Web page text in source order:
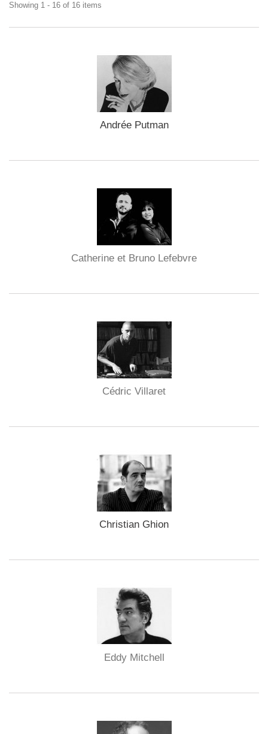
Showing 1 - 16 of 16 items
Andrée Putman
Catherine et Bruno Lefebvre
Cédric Villaret
Christian Ghion
Eddy Mitchell